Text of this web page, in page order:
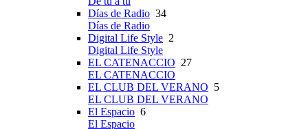
Días de Radio 34
Días de Radio
Digital Life Style 2
Digital Life Style
EL CATENACCIO 27
EL CATENACCIO
EL CLUB DEL VERANO 5
EL CLUB DEL VERANO
El Espacio 6
El Espacio